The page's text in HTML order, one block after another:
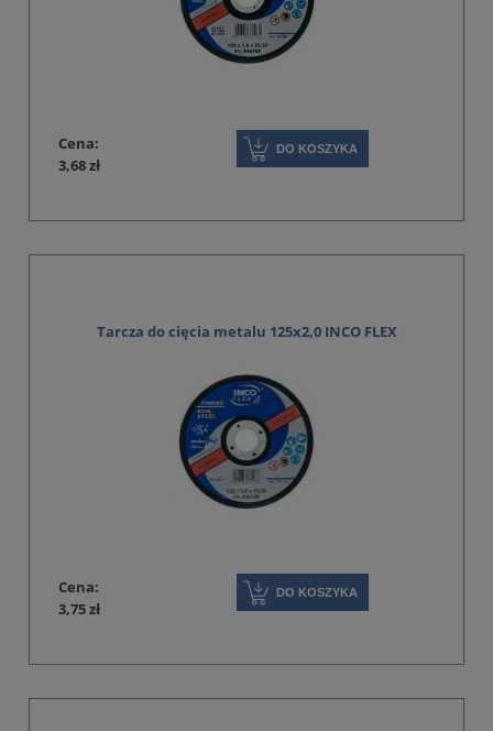
Cena:
3,68 zł
DO KOSZYKA
Tarcza do cięcia metalu 125x2,0 INCO FLEX
Cena:
3,75 zł
DO KOSZYKA